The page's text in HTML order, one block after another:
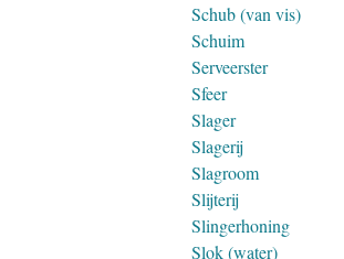
Schub (van vis)
Schuim
Serveerster
Sfeer
Slager
Slagerij
Slagroom
Slijterij
Slingerhoning
Slok (water)